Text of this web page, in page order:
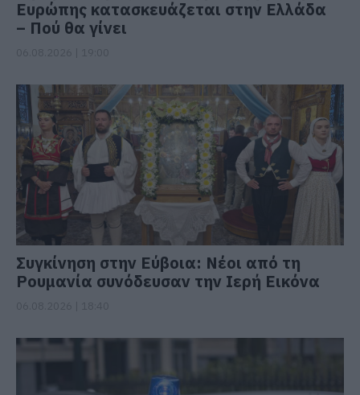
Ευρώπης κατασκευάζεται στην Ελλάδα
– Πού θα γίνει
Συγκίνηση στην Εύβοια: Νέοι από τη
Ρουμανία συνόδευσαν την Ιερή Εικόνα